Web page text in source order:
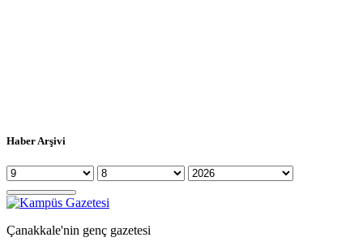
Haber Arşivi
Çanakkale'nin genç gazetesi